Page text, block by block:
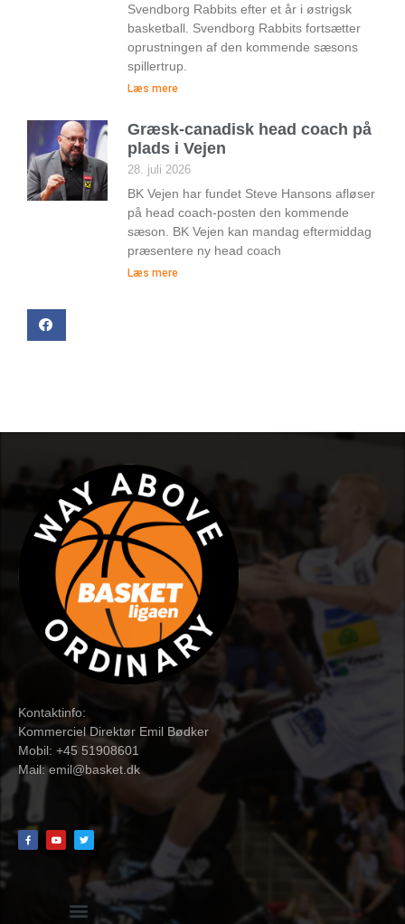
Svendborg Rabbits efter et år i østrigsk
basketball. Svendborg Rabbits fortsætter
oprustningen af den kommende sæsons
spillertrup.
Læs mere
Græsk-canadisk head coach på
plads i Vejen
28. juli 2026
BK Vejen har fundet Steve Hansons afløser
på head coach-posten den kommende
sæson. BK Vejen kan mandag eftermiddag
præsentere ny head coach
Læs mere
Kontaktinfo:
Kommerciel Direktør Emil Bødker
Mobil: +45 51908601
Mail:emil@basket.dk